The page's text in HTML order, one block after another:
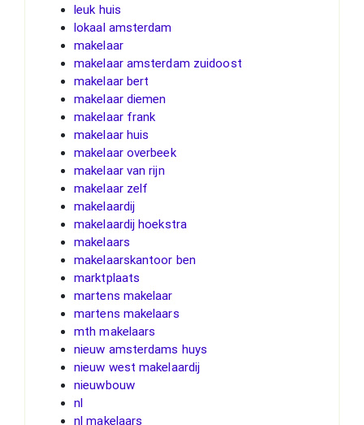
leuk huis
lokaal amsterdam
makelaar
makelaar amsterdam zuidoost
makelaar bert
makelaar diemen
makelaar frank
makelaar huis
makelaar overbeek
makelaar van rijn
makelaar zelf
makelaardij
makelaardij hoekstra
makelaars
makelaarskantoor ben
marktplaats
martens makelaar
martens makelaars
mth makelaars
nieuw amsterdams huys
nieuw west makelaardij
nieuwbouw
nl
nl makelaars